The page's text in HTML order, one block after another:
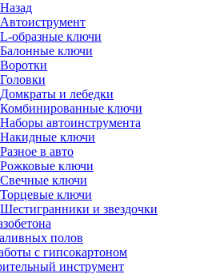
Назад
Автоиструмент
L-образные ключи
Балонные ключи
Воротки
Головки
Домкраты и лебедки
Комбинированные ключи
Наборы автоинструмента
Накидные ключи
Разное в авто
Рожковые ключи
Свечные ключи
Торцевые ключи
Шестигранники и звездочки
полов
с гипсокартоном
инструмент